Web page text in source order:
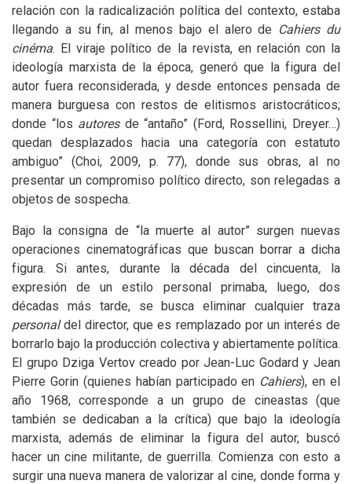
relación con la radicalización política del contexto, estaba
llegando a su fin, al menos bajo el alero de Cahiers du
cinéma. El viraje político de la revista, en relación con la
ideología marxista de la época, generó que la figura del
autor fuera reconsiderada, y desde entonces pensada de
manera burguesa con restos de elitismos aristocráticos;
donde “los autoresde “antaño” (Ford, Rossellini, Dreyer…)
quedan desplazados hacia una categoría con estatuto
ambiguo” (Choi, 2009, p. 77), donde sus obras, al no
presentar un compromiso político directo, son relegadas a
objetos de sospecha.
Bajo la consigna de “la muerte al autor” surgen nuevas
operaciones cinematográficas que buscan borrar a dicha
figura. Si antes, durante la década del cincuenta, la
expresión de un estilo
personal primaba, luego, dos
décadas más tarde, se busca eliminar cualquier traza
personaldel director, que es remplazado por un interés de
borrarlo bajo la producción colectiva y abiertamente política.
El grupo Dziga Vertov creado por Jean-Luc Godard y Jean
Pierre Gorin (quienes habían participado en Cahiers), en el
año 1968, corresponde a un grupo de cineastas (que
también se dedicaban a la crítica) que bajo la ideología
marxista, además de eliminar la figura del autor, buscó
hacer un cine militante, de guerrilla. Comienza con esto a
surgir una nueva manera de valorizar al cine, donde forma y